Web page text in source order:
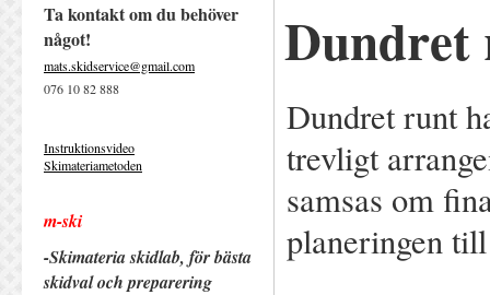
Ta kontakt om du behöver
något!
mats.skidservice@gmail.com
076 10 82 888
Instruktionsvideo
Skimateriametoden
m-ski
-Skimateria skidlab, för bästa
skidval och preparering
Dundret runt
trevligt
samsas om
planeringen